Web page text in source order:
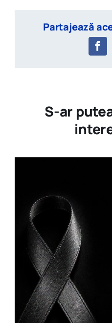
Partajează
S-ar